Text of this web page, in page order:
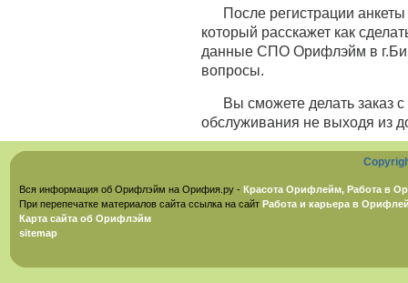
После регистрации
который расскажет как
данные СПО Орифлэйм в
вопросы.
Вы сможете делать заказ
обслуживания не выходя из
Вся информация об Орифлэйм на Орифия.ру - Красота Орифлейм, Работа в
При перепечатке материалов сайта ссылка на сайт Работа и карьера в
Карта сайта об Орифлэйм
sitemap